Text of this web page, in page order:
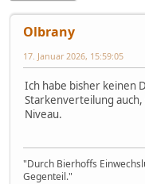
Olbrany
17. Januar 2026, 15:59:05
Ich habe bisher keinen
Starkenverteilung
Niveau.
"Durch Bierhoffs
Gegenteil."